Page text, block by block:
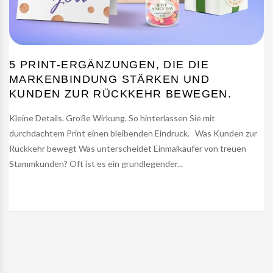
5 PRINT-ERGÄNZUNGEN, DIE DIE
MARKENBINDUNG STÄRKEN UND
KUNDEN ZUR RÜCKKEHR BEWEGEN.
Kleine Details. Große Wirkung. So hinterlassen Sie mit
durchdachtem Print einen bleibenden Eindruck. Was Kunden zur
Rückkehr bewegt Was unterscheidet Einmalkäufer von treuen
Stammkunden? Oft ist es ein grundlegender...